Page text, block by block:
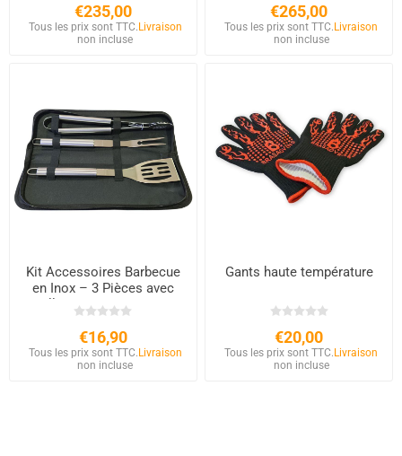
€235,00
Tous les prix sont TTC.Livraison
non incluse
€265,00
Tous les prix sont TTC.Livraison
non incluse
Kit Accessoires Barbecue
en Inox – 3 Pièces avec
Mallette | BRASAOVENS
€16,90
Tous les prix sont TTC.Livraison
non incluse
Gants haute température
€20,00
Tous les prix sont TTC.Livraison
non incluse